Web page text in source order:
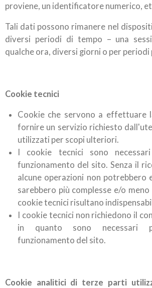
proviene, un identificatore numerico,
Tali dati possono rimanere nel
diversi periodi di tempo – una
qualche ora, diversi giorni o per periodi
Cookie tecnici
Cookie che servono a effettuare
fornire un servizio richiesto
utilizzati per scopi ulteriori.
I cookie tecnici sono
funzionamento del sito. Senza il
alcune operazioni non potrebbero
sarebbero più complesse e/o
cookie tecnici risultano
I cookie tecnici non richiedono il
in quanto sono necessari
funzionamento del sito.
Cookie analitici di terze parti